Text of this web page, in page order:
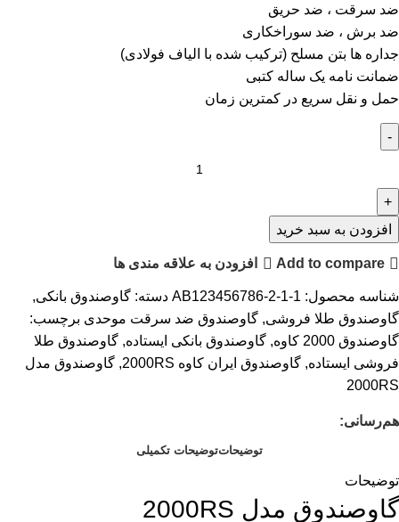
ضد سرقت ، ضد حریق
ضد برش ، ضد سوراخکاری
جداره ها بتن مسلح (ترکیب شده با الیاف فولادی)
ضمانت نامه یک ساله کتبی
حمل و نقل سریع در کمترین زمان
افزودن به سبد خرید
Add to compare افزودن به علاقه مندی ها
شناسه محصول: AB123456786-2-1-1 دسته: گاوصندوق بانکی,
گاوصندوق طلا فروشی, گاوصندوق ضد سرقت موحدی برچسب:
گاوصندوق 2000 کاوه
, گاوصندوق بانکی ایستاده, گاوصندوق طلا
فروشی ایستاده, گاوصندوق ایران کاوه 2000RS , گاوصندوق مدل
2000RS
هم‌رسانی:
توضیحاتتوضیحات تکمیلی
توضیحات
گاوصندوق مدل 2000RS